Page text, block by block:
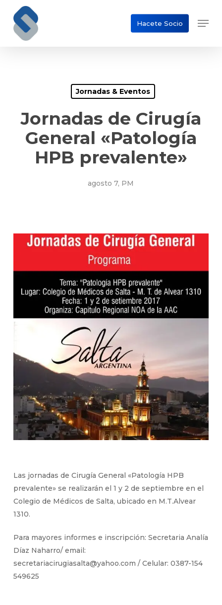
main
Hacete Socio
Jornadas & Eventos
Jornadas de Cirugía
General «Patología
HPB prevalente»
agosto 7, PM
Las jornadas de Cirugía General «Patología HPB
prevalente» se realizarán el 1 y 2 de septiembre en el
Colegio de Médicos de Salta, ubicado en M.T.Alvear
1310.
Para mayores informes e inscripción: Secretaria Analía
Díaz Naharro/ email:
secretariacirugiasalta@yahoo.com / Celular: 0387-154
549625